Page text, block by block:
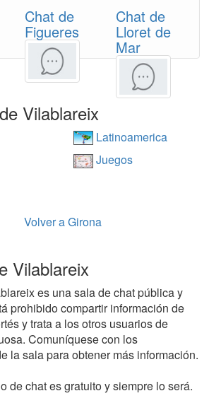
Chat de
Figueres
Chat de
Lloret de
Mar
Vilablareix
Latinoamerica
Juegos
Volver a Girona
Vilablareix
es una sala de chat pública y
prohibido compartir información de
y trata a los otros usuarios de
Comuníquese con los
la sala para obtener más información.
de chat es gratuito y siempre lo será.